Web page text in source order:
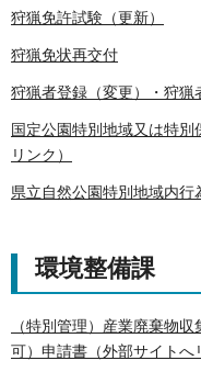
狩猟免許試験（更新）
狩猟免状再交付
狩猟者登録（変更）・狩
国定公園特別地域又は特
リンク）
県立自然公園特別地域内行
環境整備課
（特別管理）産業廃棄物
可）申請書（外部サイトへ